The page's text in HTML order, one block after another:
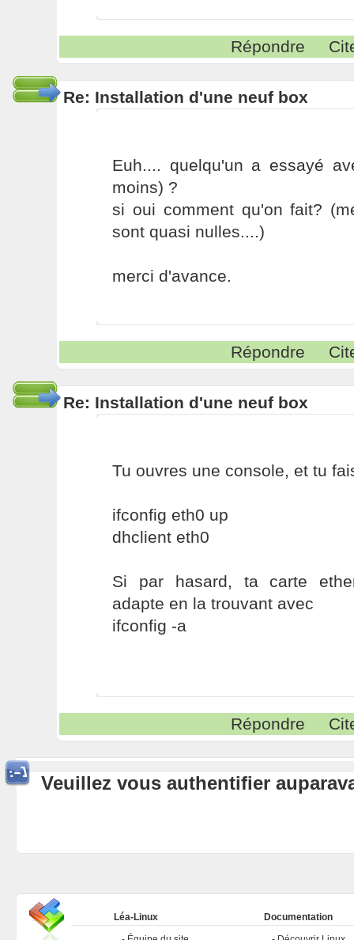
Répondre
Re: Installation d'une neuf box
Euh.... quelqu'un a essayé
moins) ?
si oui comment qu'on fait?
sont quasi nulles....)
merci d'avance.
Répondre
Re: Installation d'une neuf box
Tu ouvres une console, et tu
ifconfig eth0 up
dhclient eth0
Si par hasard, ta carte
adapte en la trouvant avec
ifconfig -a
Répondre
Veuillez vous authentifier
Léa-Linux
Documentation